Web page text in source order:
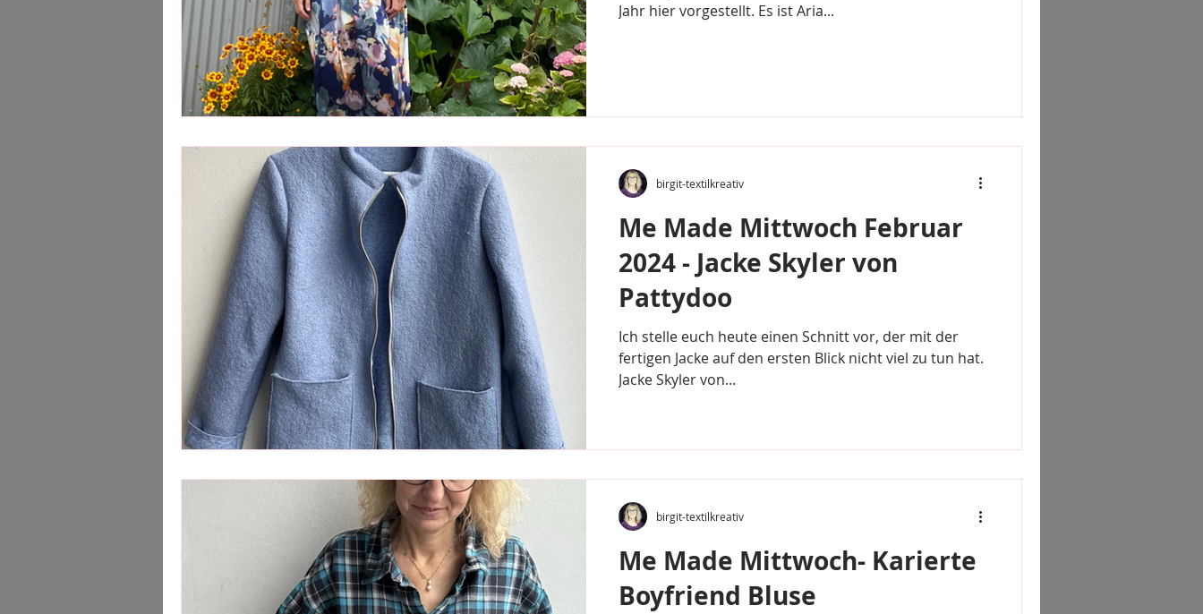
Jahr hier vorgestellt. Es ist Aria...
Me Made Mittwoch Februar
2024 - Jacke Skyler von
Pattydoo
Ich stelle euch heute einen Schnitt vor, der mit der
fertigen Jacke auf den ersten Blick nicht viel zu tun hat.
Jacke Skyler von...
birgit-textilkreativ
Me Made Mittwoch- Karierte
Boyfriend Bluse
birgit-textilkreativ